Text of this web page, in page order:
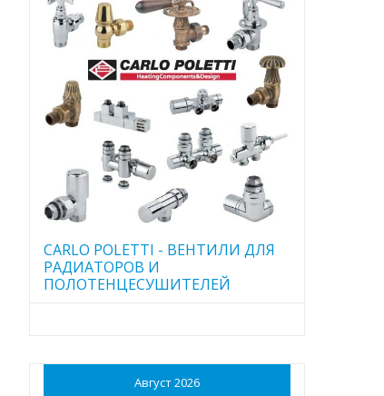
CARLO POLETTI - ВЕНТИЛИ ДЛЯ
РАДИАТОРОВ И
ПОЛОТЕНЦЕСУШИТЕЛЕЙ
Август 2026